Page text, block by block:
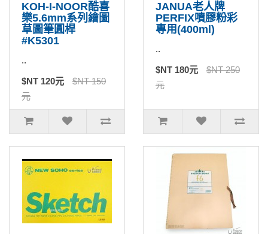
KOH-I-NOOR酷喜
樂5.6mm系列繪圖
草圖筆圓桿
#K5301
..
$NT 120元
$NT 150
元
JANUA老人牌
PERFIX噴膠粉彩
專用(400ml)
..
$NT 180元
$NT 250
元